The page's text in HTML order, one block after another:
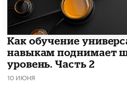
​Как обучение
навыкам поднимает
уровень. Часть 2
10 ИЮНЯ